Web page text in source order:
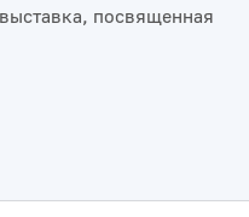
посвященная